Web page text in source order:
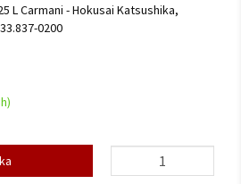
L Carmani - Hokusai Katsushika,
0200